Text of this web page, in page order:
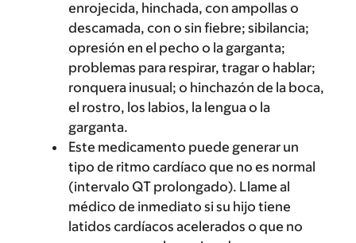
enrojecida, hinchada, con ampollas o
descamada, con o sin fiebre; sibilancia;
opresión en el pecho o la garganta;
problemas para respirar, tragar o hablar;
ronquera inusual; o hinchazón de la boca,
el rostro, los labios, la lengua o la
garganta.
Este medicamento puede generar un
tipo de ritmo cardíaco que no es normal
(intervalo QT prolongado). Llame al
médico de inmediato si su hijo tiene
latidos cardíacos acelerados o que no